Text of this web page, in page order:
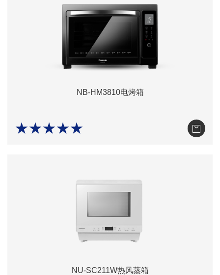
NB-HM3810电烤箱
★★★★★
NU-SC211W热风蒸箱